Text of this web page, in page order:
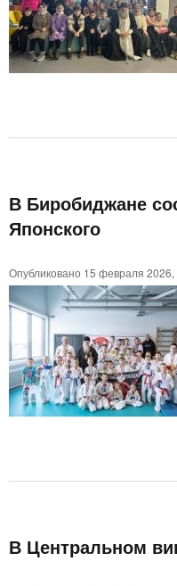
В Биробиджане
Японского
Опубликовано 15 февраля 2026,
В Центральном